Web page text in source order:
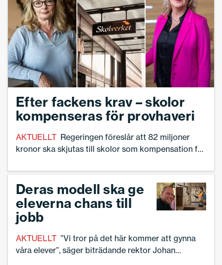
Efter fackens krav – skolor
kompenseras för provhaveri
AKTUELLT Regeringen föreslår att 82 miljoner
kronor ska skjutas till skolor som kompensation för
rapporterar TT.
Deras modell ska ge
eleverna chans till
jobb
AKTUELLT ”Vi tror på det här kommer att gynna
våra elever”, säger biträdande rektor Johan